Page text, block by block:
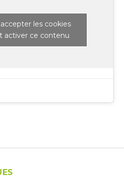
les cookies
activer ce contenu